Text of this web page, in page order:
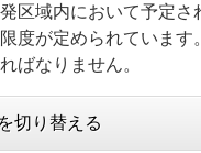
区域内において予定さ
度が定められています
ばなりません。​
切り替える